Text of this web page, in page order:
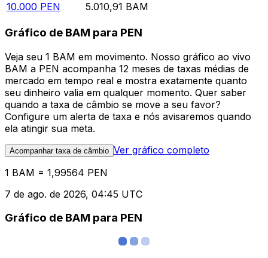
10.000 PEN 5.010,91 BAM
Gráfico de BAM para PEN
Veja seu 1 BAM em movimento. Nosso gráfico ao vivo
BAM a PEN acompanha 12 meses de taxas médias de
mercado em tempo real e mostra exatamente quanto
seu dinheiro valia em qualquer momento. Quer saber
quando a taxa de câmbio se move a seu favor?
Configure um alerta de taxa e nós avisaremos quando
ela atingir sua meta.
Acompanhar taxa de câmbio Ver gráfico completo
1 BAM = 1,99564 PEN
7 de ago. de 2026, 04:45 UTC
Gráfico de BAM para PEN